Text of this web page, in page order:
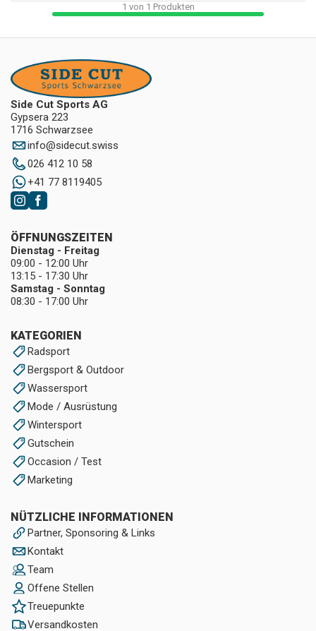
1 von 1 Produkten
Side Cut Sports AG
Gypsera 223
1716 Schwarzsee
info@sidecut.swiss
026 412 10 58
+41 77 8119405
KATEGORIEN
Radsport
Bergsport & Outdoor
Wassersport
Mode / Ausrüstung
Wintersport
Gutschein
Occasion / Test
Marketing
NÜTZLICHE INFORMATIONEN
Partner, Sponsoring & Links
Kontakt
Team
Offene Stellen
Treuepunkte
Versandkosten
ÖFFNUNGSZEITEN
Dienstag - Freitag
09:00 - 12:00 Uhr
13:15 - 17:30 Uhr
Samstag - Sonntag
08:30 - 17:00 Uhr